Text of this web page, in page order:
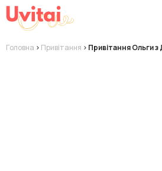
Головна > Привітання > Привітання Ольги